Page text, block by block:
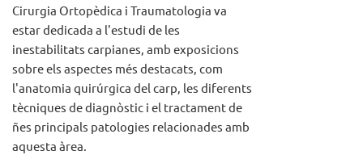
Cirurgia Ortopèdica i Traumatologia va
estar dedicada a l'estudi de les
inestabilitats carpianes, amb exposicions
sobre els aspectes més destacats, com
l'anatomia quirúrgica del carp, les diferents
tècniques de diagnòstic i el tractament de
ñes principals patologies relacionades amb
aquesta àrea.